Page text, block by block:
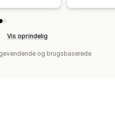
Vis oprindelig
og brugsbaserede